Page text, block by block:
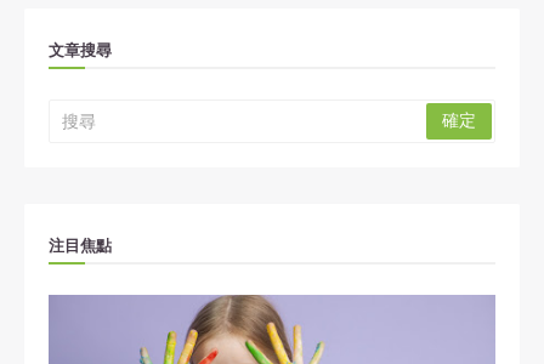
文章搜尋
注目焦點